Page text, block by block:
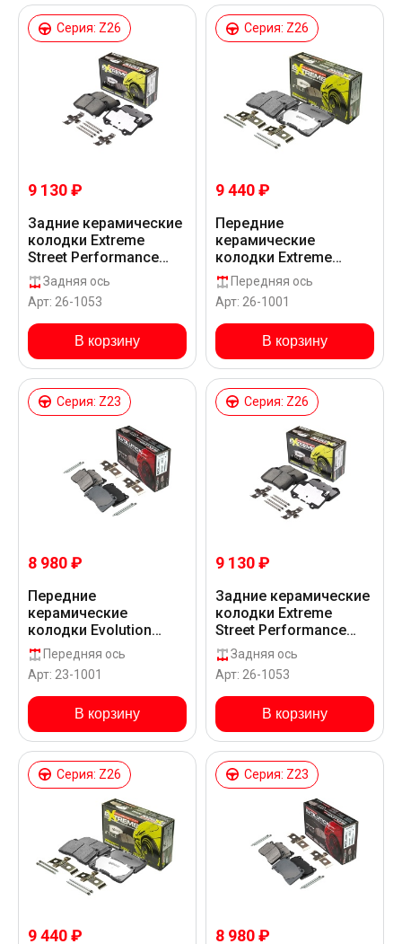
Серия: Z26
9 130 ₽
Задние керамические
колодки Extreme
Street Performance
Z26 для Alfa Romeo
147 937GTA
Задняя ось
Арт: 26-1053
В корзину
Серия: Z26
9 440 ₽
Передние
керамические
колодки Extreme
Street Performance
Z26 для Alfa Romeo
147 937GTA
Передняя ось
Арт: 26-1001
В корзину
Серия: Z23
8 980 ₽
Передние
керамические
колодки Evolution
Sport Z23 для Alfa
Romeo 147 937GTA
Передняя ось
Арт: 23-1001
В корзину
Серия: Z26
9 130 ₽
Задние керамические
колодки Extreme
Street Performance
Z26 для Alfa Romeo
156 GTA
Задняя ось
Арт: 26-1053
В корзину
Серия: Z26
9 440 ₽
Серия: Z23
8 980 ₽